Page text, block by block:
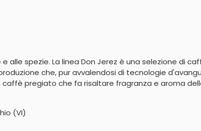
alle spezie. La linea Don Jerez è una selezione di
che, pur avvalendosi di tecnologie
pregiato che fa risaltare fragranza e aroma
(VI)